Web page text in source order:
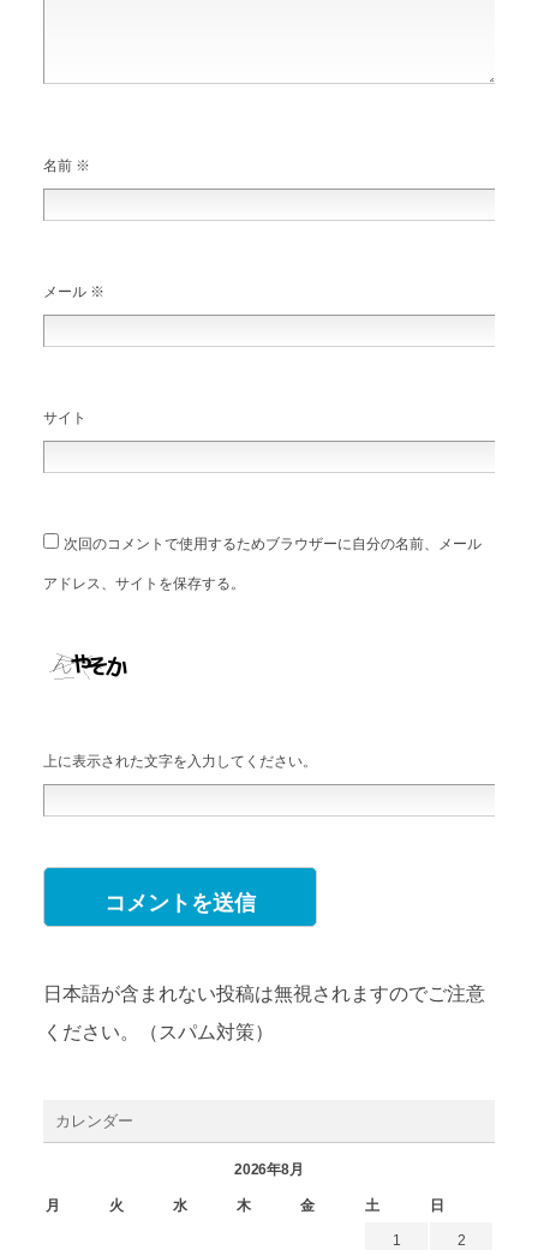
名前 ※
メール ※
サイト
次回のコメントで使用するためブラウザーに自分の名前、メール
アドレス、サイトを保存する。
上に表示された文字を入力してください。
日本語が含まれない投稿は無視されますのでご注意
ください。（スパム対策）
カレンダー
2026年8月
月 火 水 木 金 土 日
1 2